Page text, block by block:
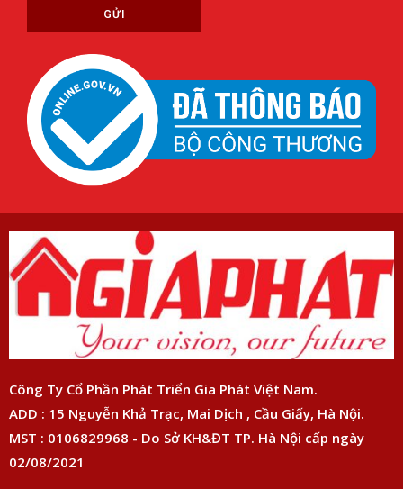
GỬI
Công Ty Cổ Phần Phát Triển Gia Phát Việt Nam.
ADD : 15 Nguyễn Khả Trạc, Mai Dịch , Cầu Giấy, Hà Nội.
MST : 0106829968 - Do Sở KH&ĐT TP. Hà Nội cấp ngày
02/08/2021